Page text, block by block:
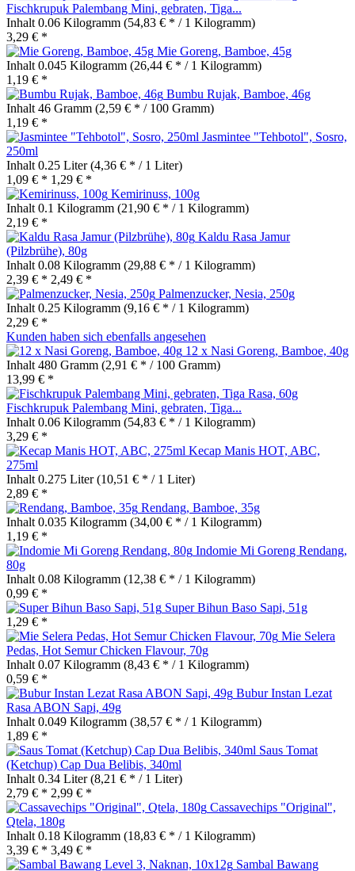
Fischkrupuk Palembang Mini, gebraten, Tiga...
Inhalt 0.06 Kilogramm (54,83 € * / 1 Kilogramm)
3,29 € *
Mie Goreng, Bamboe, 45g
Inhalt 0.045 Kilogramm (26,44 € * / 1 Kilogramm)
1,19 € *
Bumbu Rujak, Bamboe, 46g
Inhalt 46 Gramm (2,59 € * / 100 Gramm)
1,19 € *
Jasmintee "Tehbotol", Sosro,
250ml
Inhalt 0.25 Liter(4,36 € * / 1 Liter)
1,09 € * 1,29 € *
Kemirinuss, 100g
Inhalt 0.1 Kilogramm (21,90 € * / 1 Kilogramm)
2,19 € *
Kaldu Rasa Jamur
(Pilzbrühe), 80g
Inhalt 0.08 Kilogramm (29,88 € * / 1 Kilogramm)
2,39 € * 2,49 € *
Palmenzucker, Nesia, 250g
Inhalt 0.25 Kilogramm (9,16 € * / 1 Kilogramm)
2,29 € *
Kunden haben sich ebenfalls angesehen
12 x Nasi Goreng, Bamboe, 40g
Inhalt 480 Gramm (2,91 € * / 100 Gramm)
13,99 € *
Fischkrupuk Palembang Mini, gebraten, Tiga...
Inhalt 0.06 Kilogramm (54,83 € * / 1 Kilogramm)
3,29 € *
Kecap Manis HOT, ABC,
275ml
Inhalt 0.275 Liter(10,51 € * / 1 Liter)
2,89 € *
Rendang, Bamboe, 35g
Inhalt 0.035 Kilogramm (34,00 € * / 1 Kilogramm)
1,19 € *
Indomie Mi Goreng Rendang,
80g
Inhalt 0.08 Kilogramm (12,38 € * / 1 Kilogramm)
0,99 € *
Super Bihun Baso Sapi, 51g
1,29 € *
Mie Selera
Pedas, Hot Semur Chicken Flavour, 70g
Inhalt 0.07 Kilogramm (8,43 € * / 1 Kilogramm)
0,59 € *
Bubur Instan Lezat
Rasa ABON Sapi, 49g
Inhalt 0.049 Kilogramm (38,57 € * / 1 Kilogramm)
1,89 € *
Saus Tomat
(Ketchup) Cap Dua Belibis, 340ml
Inhalt 0.34 Liter(8,21 € * / 1 Liter)
2,79 € * 2,99 € *
Cassavechips "Original",
Qtela, 180g
Inhalt 0.18 Kilogramm (18,83 € * / 1 Kilogramm)
3,39 € * 3,49 € *
Sambal Bawang